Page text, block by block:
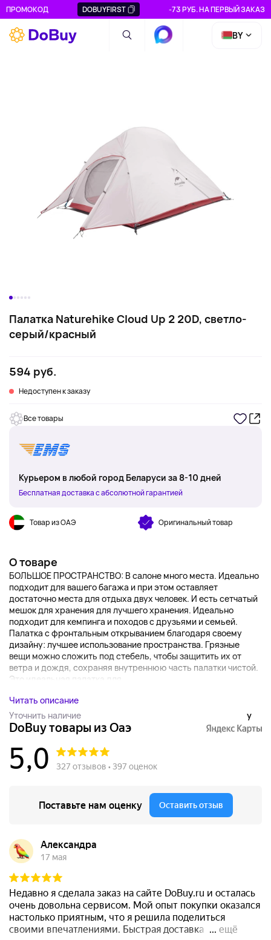
ПРОМОКОД DOBUYFIRST -73 РУБ. НА ПЕРВЫЙ ЗАКАЗ
BY
Палатка Naturehike Cloud Up 2 20D, светло-
серый/красный
594 руб.
Недоступен к заказу
Все товары
Курьером в любой город Беларуси за 8-10 дней
Бесплатная доставка с абсолютной гарантией
Товар из ОАЭ Оригинальный товар
О товаре
БОЛЬШОЕ ПРОСТРАНСТВО: В салоне много места. Идеально
подходит для вашего багажа и при этом оставляет
достаточно места для отдыха двух человек. И есть сетчатый
мешок для хранения для лучшего хранения. Идеально
подходит для кемпинга и походов с друзьями и семьей.
Палатка с фронтальным открыванием благодаря своему
дизайну: лучшее использование пространства. Грязные
вещи можно сложить под стебель, чтобы защитить их от
ветра и дождя, сохраняя внутреннюю часть палатки чистой.
Это идеальная палатка для...
Читать описание
Уточнить наличие
y